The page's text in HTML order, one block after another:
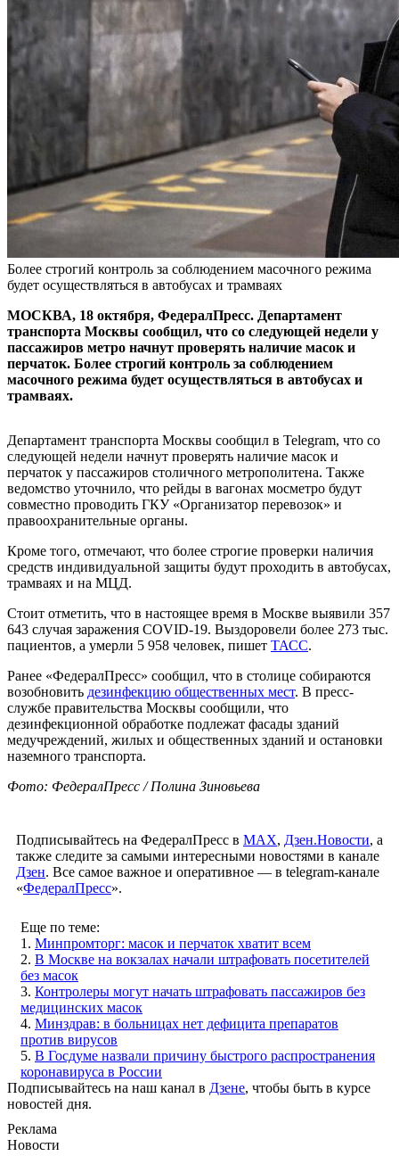
Более строгий контроль за соблюдением масочного режима
будет осуществляться в автобусах и трамваях
МОСКВА, 18 октября, ФедералПресс. Департамент
транспорта Москвы сообщил, что со следующей недели у
пассажиров метро начнут проверять наличие масок и
перчаток. Более строгий контроль за соблюдением
масочного режима будет осуществляться в автобусах и
трамваях.
Департамент транспорта Москвы сообщил в Telegram, что со
следующей недели начнут проверять наличие масок и
перчаток у пассажиров столичного метрополитена. Также
ведомство уточнило, что рейды в вагонах мосметро будут
совместно проводить ГКУ «Организатор перевозок» и
правоохранительные органы.
Кроме того, отмечают, что более строгие проверки наличия
средств индивидуальной защиты будут проходить в автобусах,
трамваях и на МЦД.
Стоит отметить, что в настоящее время в Москве выявили 357
643 случая заражения COVID-19. Выздоровели более 273 тыс.
пациентов, а умерли 5 958 человек, пишет ТАСС.
Ранее «ФедералПресс» сообщил, что в столице собираются
возобновить дезинфекцию общественных мест. В пресс-
службе правительства Москвы сообщили, что
дезинфекционной обработке подлежат фасады зданий
медучреждений, жилых и общественных зданий и остановки
наземного транспорта.
Фото: ФедералПресс / Полина Зиновьева
Подписывайтесь на ФедералПресс в МАХ, Дзен.Новости, а
также следите за самыми интересными новостями в канале
Дзен. Все самое важное и оперативное — в telegram-канале
«ФедералПресс».
Еще по теме:
1. Минпромторг: масок и перчаток хватит всем
2. В Москве на вокзалах начали штрафовать посетителей
без масок
3. Контролеры могут начать штрафовать пассажиров без
медицинских масок
4. Минздрав: в больницах нет дефицита препаратов
против вирусов
5. В Госдуме назвали причину быстрого распространения
коронавируса в России
Подписывайтесь на наш канал в Дзене, чтобы быть в курсе
новостей дня.
Реклама
Новости